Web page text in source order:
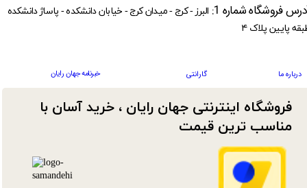
فروشگاه اینترنتی جهان رایان ، خرید آسان با
مناسب ترین قیمت​​​​​​​
درباره ما گارانتی خبرنامه جهان رایان
فروشگاه شماره 1:
البرز - کرج - میدان کرج - خیابان دانشکده - پاساژ دانشکده
پایین پلاک ۴